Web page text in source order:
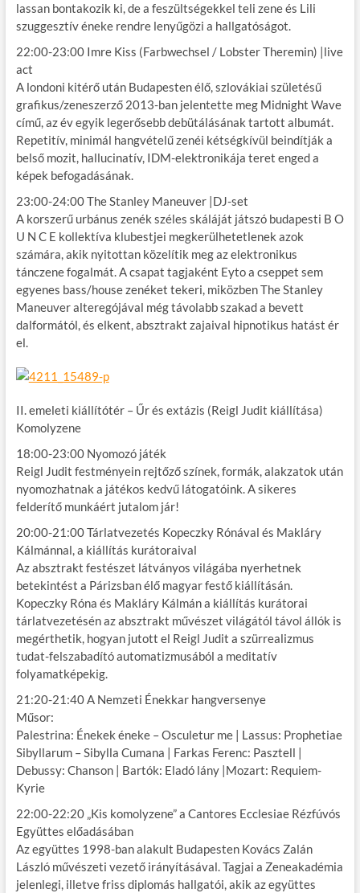
lassan bontakozik ki, de a feszültségekkel teli zene és Lili
szuggesztív éneke rendre lenyűgözi a hallgatóságot.
22:00-23:00 Imre Kiss (Farbwechsel / Lobster Theremin) |live
act
A londoni kitérő után Budapesten élő, szlovákiai születésű
grafikus/zeneszerző 2013-ban jelentette meg Midnight Wave
című, az év egyik legerősebb debütálásának tartott albumát.
Repetitív, minimál hangvételű zenéi kétségkívül beindítják a
belső mozit, hallucinatív, IDM-elektronikája teret enged a
képek befogadásának.
23:00-24:00 The Stanley Maneuver |DJ-set
A korszerű urbánus zenék széles skáláját játszó budapesti B O
U N C E kollektíva klubestjei megkerülhetetlenek azok
számára, akik nyitottan közelítik meg az elektronikus
tánczene fogalmát. A csapat tagjaként Eyto a cseppet sem
egyenes bass/house zenéket tekeri, miközben The Stanley
Maneuver alteregójával még távolabb szakad a bevett
dalformától, és elkent, absztrakt zajaival hipnotikus hatást ér
el.
II. emeleti kiállítótér – Űr és extázis (Reigl Judit kiállítása)
Komolyzene
18:00-23:00 Nyomozó játék
Reigl Judit festményein rejtőző színek, formák, alakzatok után
nyomozhatnak a játékos kedvű látogatóink. A sikeres
felderítő munkáért jutalom jár!
20:00-21:00 Tárlatvezetés Kopeczky Rónával és Makláry
Kálmánnal, a kiállítás kurátoraival
Az absztrakt festészet látványos világába nyerhetnek
betekintést a Párizsban élő magyar festő kiállításán.
Kopeczky Róna és Makláry Kálmán a kiállítás kurátorai
tárlatvezetésén az absztrakt művészet világától távol állók is
megérthetik, hogyan jutott el Reigl Judit a szürrealizmus
tudat-felszabadító automatizmusából a meditatív
folyamatképekig.
21:20-21:40 A Nemzeti Énekkar hangversenye
Műsor:
Palestrina: Énekek éneke – Osculetur me | Lassus: Prophetiae
Sibyllarum – Sibylla Cumana | Farkas Ferenc: Pasztell |
Debussy: Chanson | Bartók: Eladó lány |Mozart: Requiem-
Kyrie
22:00-22:20 „Kis komolyzene” a Cantores Ecclesiae Rézfúvós
Együttes előadásában
Az együttes 1998-ban alakult Budapesten Kovács Zalán
László művészeti vezető irányításával. Tagjai a Zeneakadémia
jelenlegi, illetve friss diplomás hallgatói, akik az együttes